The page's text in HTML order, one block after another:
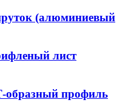
(алюминиевый
лист
профиль